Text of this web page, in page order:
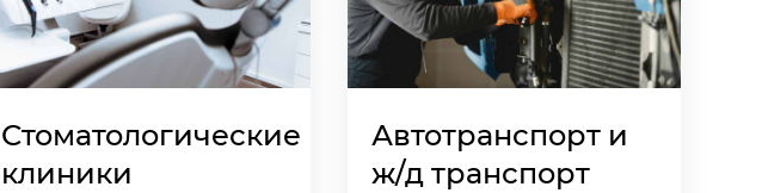
Стоматологические
клиники
Автотранспорт и
ж/д транспорт